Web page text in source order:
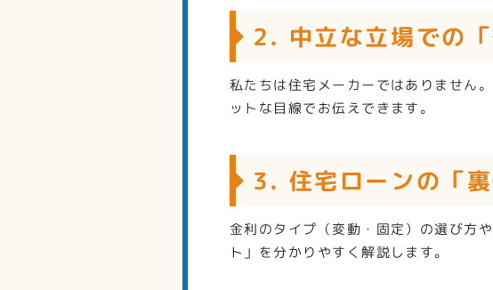
2. 中立な立場での「
私たちは住宅メーカーではありません
ットな目線でお伝えできます。
3. 住宅ローンの「
金利のタイプ（変動・固定）の選び方
ト」を分かりやすく解説します。